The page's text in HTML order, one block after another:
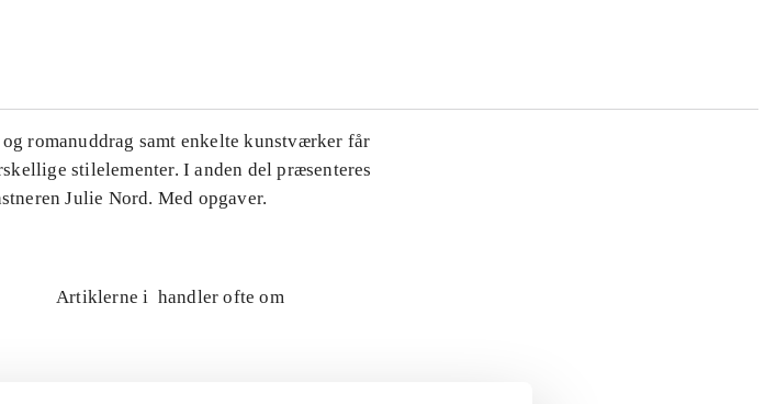
romanuddrag samt enkelte kunstværker får
stilelementer. I anden del præsenteres
Julie Nord. Med opgaver.
Artiklerne i handler ofte om